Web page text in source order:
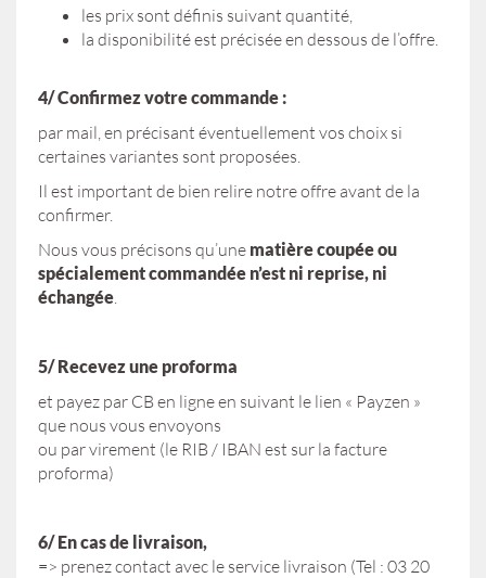
les prix sont définis suivant quantité,
la disponibilité est précisée en dessous de l’offre.
4/ Confirmez votre commande :
par mail, en précisant éventuellement vos choix si
certaines variantes sont proposées.
Il est important de bien relire notre offre avant de la
confirmer.
Nous vous précisons qu’une matière coupée ou
spécialement commandée n’est ni reprise, ni
échangée.
5/ Recevez une proforma
et payez par CB en ligne en suivant le lien « Payzen »
que nous vous envoyons
ou par virement (le RIB / IBAN est sur la facture
proforma)
6/ En cas de livraison,
=> prenez contact avec le service livraison (Tel : 03 20